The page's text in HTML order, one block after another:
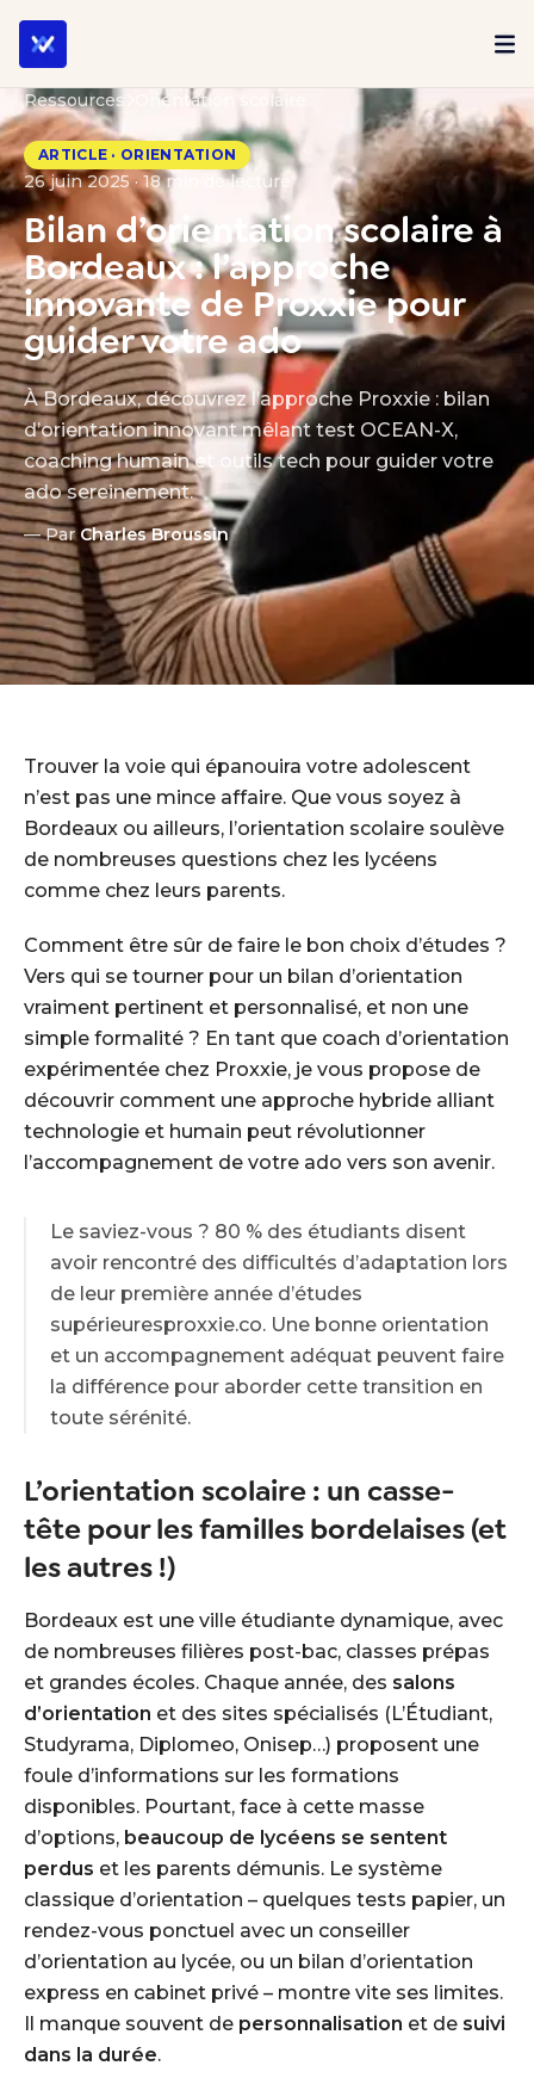
Ressources Orientation scolaire
ARTICLE · ORIENTATION
26 juin 2025 · 18 min de lecture
Bilan d’orientation scolaire à
Bordeaux : l’approche
innovante de Proxxie pour
guider votre ado
À Bordeaux, découvrez l’approche Proxxie : bilan
d’orientation innovant mêlant test OCEAN-X,
coaching humain et outils tech pour guider votre
ado sereinement.
— ParCharles Broussin
Trouver la voie qui épanouira votre adolescent
n’est pas une mince affaire. Que vous soyez à
Bordeaux ou ailleurs, l’orientation scolaire soulève
de nombreuses questions chez les lycéens
comme chez leurs parents.
Comment être sûr de faire le bon choix d’études ?
Vers qui se tourner pour un bilan d’orientation
vraiment pertinent et personnalisé, et non une
simple formalité ? En tant que coach d’orientation
expérimentée chez Proxxie, je vous propose de
découvrir comment une approche hybride alliant
technologie et humain peut révolutionner
l’accompagnement de votre ado vers son avenir.
Le saviez-vous ? 80 % des étudiants disent
avoir rencontré des difficultés d’adaptation lors
de leur première année d’études
supérieuresproxxie.co. Une bonne orientation
et un accompagnement adéquat peuvent faire
la différence pour aborder cette transition en
toute sérénité.
L’orientation scolaire : un casse-
tête pour les familles bordelaises (et
les autres !)
Bordeaux est une ville étudiante dynamique, avec
de nombreuses filières post-bac, classes prépas
et grandes écoles. Chaque année, des salons
d’orientation et des sites spécialisés (L’Étudiant,
Studyrama, Diplomeo, Onisep…) proposent une
foule d’informations sur les formations
disponibles. Pourtant, face à cette masse
d’options, beaucoup de lycéens se sentent
perdus et les parents démunis. Le système
classique d’orientation – quelques tests papier, un
rendez-vous ponctuel avec un conseiller
d’orientation au lycée, ou un bilan d’orientation
express en cabinet privé – montre vite ses limites.
Il manque souvent de personnalisation et de suivi
dans la durée.